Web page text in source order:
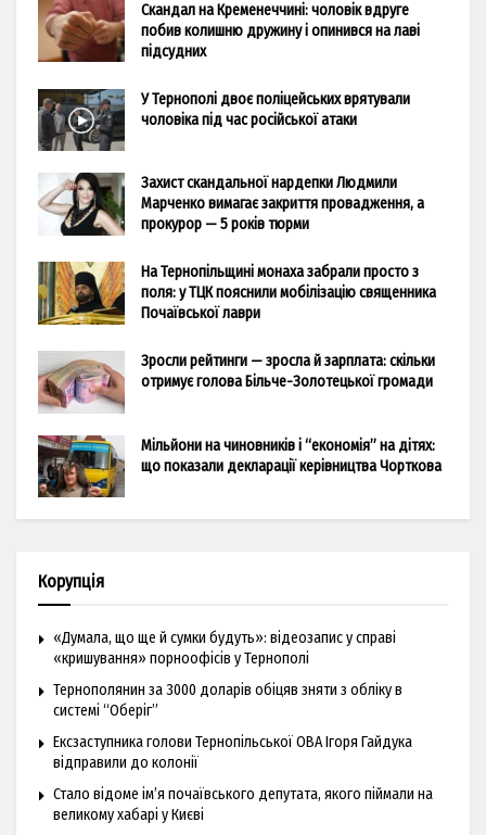
Скандал на Кременеччині: чоловік вдруге
побив колишню дружину і опинився на лаві
підсудних
У Тернополі двоє поліцейських врятували
чоловіка під час російської атаки
Захист скандальної нардепки Людмили
Марченко вимагає закриття провадження, а
прокурор — 5 років тюрми
На Тернопільщині монаха забрали просто з
поля: у ТЦК пояснили мобілізацію священника
Почаївської лаври
Зросли рейтинги — зросла й зарплата: скільки
отримує голова Більче-Золотецької громади
Мільйони на чиновників і “економія” на дітях:
що показали декларації керівництва Чорткова
Корупція
«Думала, що ще й сумки будуть»: відеозапис у справі
«кришування» порноофісів у Тернополі
Тернополянин за 3000 доларів обіцяв зняти з обліку в
системі “Оберіг”
Ексзаступника голови Тернопільської ОВА Ігоря Гайдука
відправили до колонії
Стало відоме ім’я почаївського депутата, якого піймали на
великому хабарі у Києві